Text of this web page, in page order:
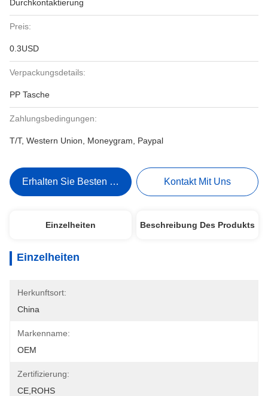
Durchkontaktierung
Preis:
0.3USD
Verpackungsdetails:
PP Tasche
Zahlungsbedingungen:
T/T, Western Union, Moneygram, Paypal
Erhalten Sie Besten Preis Kontakt Mit Uns
Einzelheiten Beschreibung Des Produkts
Einzelheiten
Herkunftsort:
China
Markenname:
OEM
Zertifizierung:
CE,ROHS